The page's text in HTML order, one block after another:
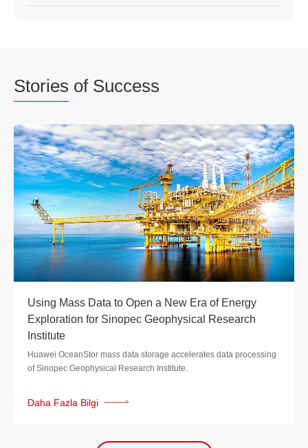
Stories of Success
Using Mass Data to Open a New Era of Energy
Exploration for Sinopec Geophysical Research
Institute
Huawei OceanStor mass data storage accelerates data processing
of Sinopec Geophysical Research Institute.
Daha Fazla Bilgi